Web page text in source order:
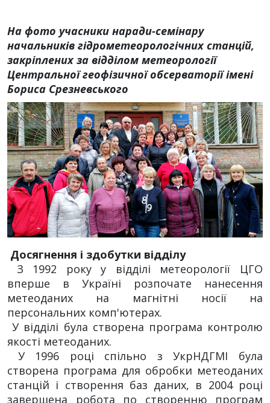
На фото учасники наради-семінару
начальників гідрометеорологічних станцій,
закріплених за відділом метеорології
Центральної геофізичної обсерваторії імені
Бориса Срезневського
Досягнення і здобутки відділу
З 1992 року у відділі метеорології ЦГО
вперше в Україні розпочате нанесення
метеоданих на магнітні носії на
персональних комп'ютерах.
У відділі була створена програма контролю
якості метеоданих.
У 1996 році спільно з УкрНДГМІ була
створена програма для обробки метеоданих
станцій і створення баз даних, в 2004 році
завершена робота по створенню програм